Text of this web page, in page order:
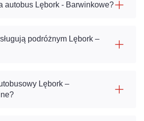
autobus Lębork - Barwinkowe?
podróżnym Lębork –
Lębork –